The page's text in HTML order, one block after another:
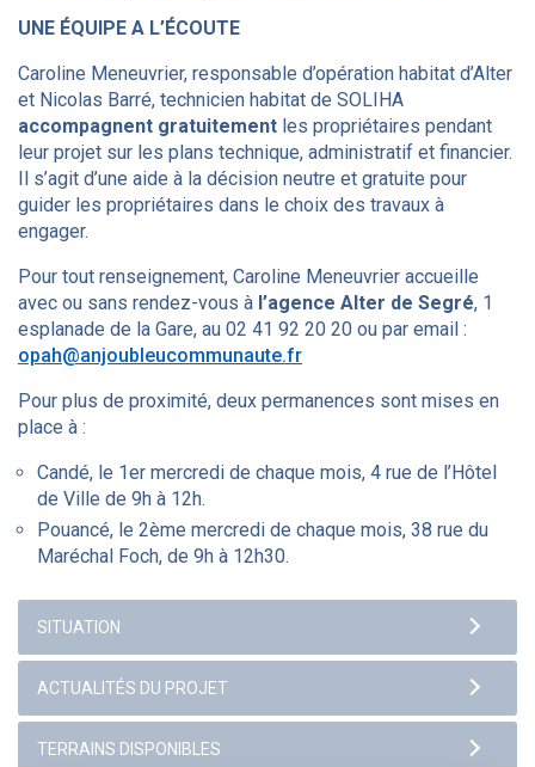
UNE ÉQUIPE A L’ÉCOUTE
Caroline Meneuvrier, responsable d’opération habitat d’Alter
et Nicolas Barré, technicien habitat de SOLIHA
accompagnent gratuitement les propriétaires pendant
leur projet sur les plans technique, administratif et financier.
Il s’agit d’une aide à la décision neutre et gratuite pour
guider les propriétaires dans le choix des travaux à
engager.
Pour tout renseignement, Caroline Meneuvrier accueille
avec ou sans rendez-vous à l’agence Alter de Segré, 1
esplanade de la Gare, au 02 41 92 20 20 ou par email :
opah@anjoubleucommunaute.fr
Pour plus de proximité, deux permanences sont mises en
place à :
Candé, le 1er mercredi de chaque mois, 4 rue de l’Hôtel
de Ville de 9h à 12h.
Pouancé, le 2ème mercredi de chaque mois, 38 rue du
Maréchal Foch, de 9h à 12h30.